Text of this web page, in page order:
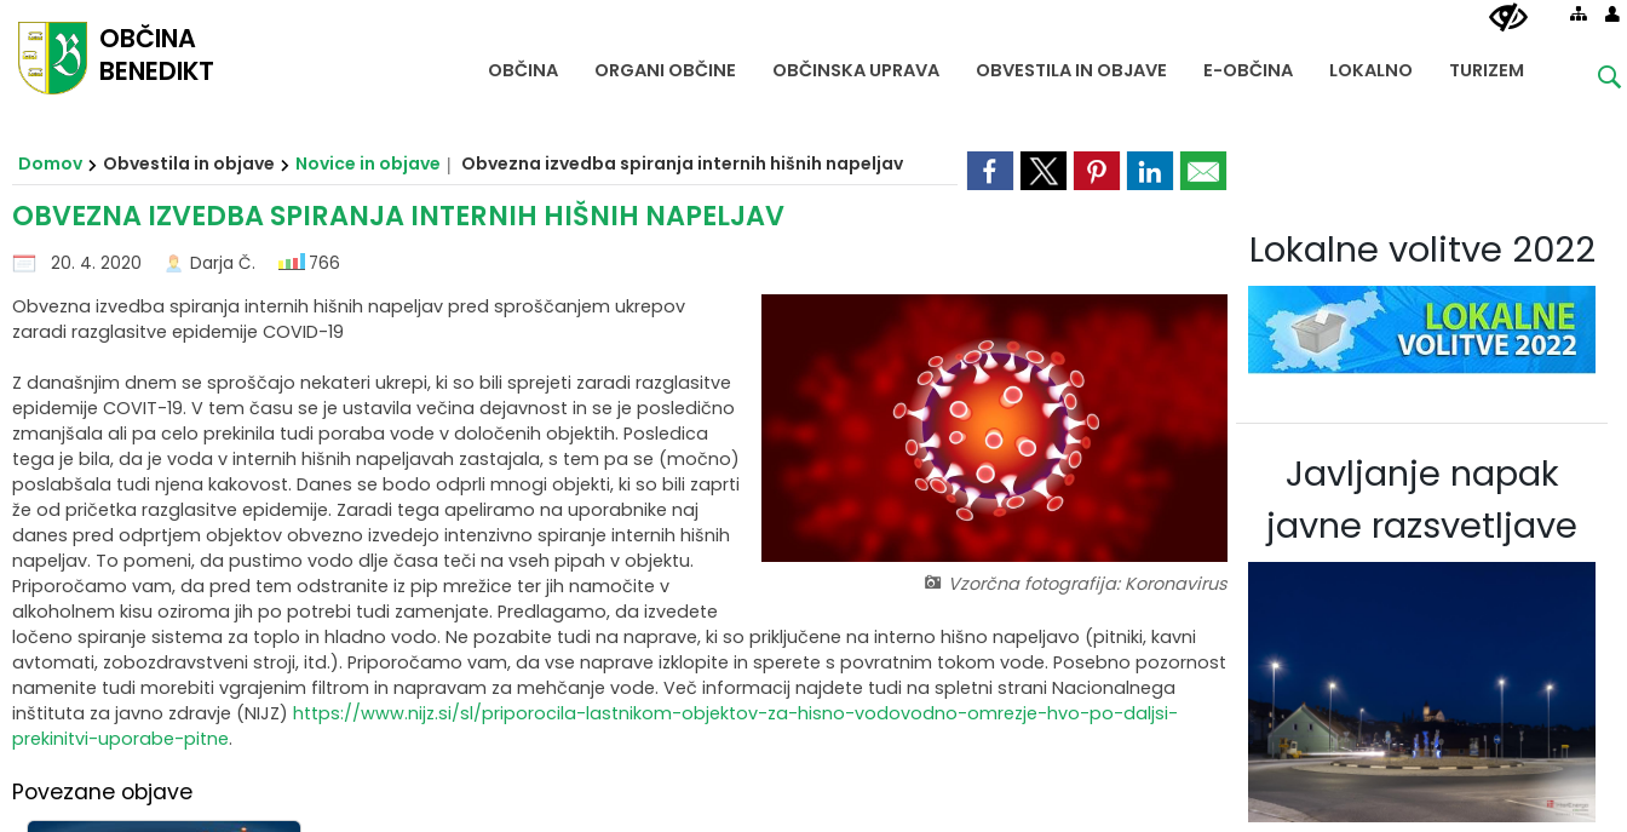
OBČINA
BENEDIKT
OBČINA ORGANI OBČINE OBČINSKA UPRAVA OBVESTILA IN OBJAVE E-OBČINA LOKALNO TURIZEM
Domov Obvestila in objave Novice in objave Obvezna izvedba spiranja internih hišnih napeljav
OBVEZNA IZVEDBA SPIRANJA INTERNIH HIŠNIH NAPELJAV
20. 4. 2020 Darja Č. 766
Vzorčna fotografija: Koronavirus
Obvezna izvedba spiranja internih hišnih napeljav pred sproščanjem ukrepov
zaradi razglasitve epidemije COVID-19
Z današnjim dnem se sproščajo nekateri ukrepi, ki so bili sprejeti zaradi razglasitve
epidemije COVIT-19. V tem času se je ustavila večina dejavnost in se je posledično
zmanjšala ali pa celo prekinila tudi poraba vode v določenih objektih. Posledica
tega je bila, da je voda v internih hišnih napeljavah zastajala, s tem pa se (močno)
poslabšala tudi njena kakovost. Danes se bodo odprli mnogi objekti, ki so bili zaprti
že od pričetka razglasitve epidemije. Zaradi tega apeliramo na uporabnike naj
danes pred odprtjem objektov obvezno izvedejo intenzivno spiranje internih hišnih
napeljav. To pomeni, da pustimo vodo dlje časa teči na vseh pipah v objektu.
Priporočamo vam, da pred tem odstranite iz pip mrežice ter jih namočite v
alkoholnem kisu oziroma jih po potrebi tudi zamenjate. Predlagamo, da izvedete
ločeno spiranje sistema za toplo in hladno vodo. Ne pozabite tudi na naprave, ki so priključene na interno hišno napeljavo (pitniki, kavni
avtomati, zobozdravstveni stroji, itd.). Priporočamo vam, da vse naprave izklopite in sperete s povratnim tokom vode. Posebno pozornost
namenite tudi morebiti vgrajenim filtrom in napravam za mehčanje vode. Več informacij najdete tudi na spletni strani Nacionalnega
inštituta za javno zdravje (NIJZ) https://www.nijz.si/sl/priporocila-lastnikom-objektov-za-hisno-vodovodno-omrezje-hvo-po-daljsi-
prekinitvi-uporabe-pitne.
Povezane objave
Lokalne volitve 2022
Javljanje napak
javne razsvetljave
Vizitka občine
Predstavitev občine
Grb in zastava
Občinski praznik
Občinski nagrajenci
Fotogalerija
Naselja v občini
Organigram
Župan občine
Podžupan občine
OBČINSKI SVET
Nadzorni odbor
Občinska volilna komisija
Civilna zaščita
Svet za preventivo in vzgojo v cestnem prometu
Skupna občinska uprava Maribor
Naloge in pristojnosti
Člani občinskega sveta
Seje občinskega sveta
Delovna telesa
Medobčinska inšpekcija
Medobčinsko redarstvo
Skupna notranjerevizijska služba
Skupna služba urejanja prostora
Naloge in pristojnosti
Imenik zaposlenih
Uradne ure - delovni čas
Strateški dokumenti
Proračun in zaključni račun
Varstvo osebnih podatkov
Javne evidence, zbirke
Pooblaščeni za odločanje
Integriteta in preprečevanje korupcije
Zaščita prijaviteljev
Katalog informacij javnega značaja
Novice in objave
Koledar dogodkov
Zapore cest
Lokalni utrip - novice
Javni razpisi in objave
Projekti in investicije
Prostorski akti občine
Občinski predpisi
Občinski časopis
Publikacije občine
Lokalne volitve
Spremembe in dopolnitve OPN1
Vloge in obrazci
Predlogi in pobude
Vprašajte občino
E-obveščanje občanov
Informativni izračuni
Pomembne številke
Koristne povezave
Javni zavodi
Društva in združenja
Gospodarski subjekti
Gospodarske javne službe
Znamenitosti
Aktivnosti
Okusi Benedikta
Prenočišča
Znane osebnosti
Turistična taksa
Ekomuzej Dolina miru Benedikt
Virtualna panorama
Video predstavitev
Kolesarske poti